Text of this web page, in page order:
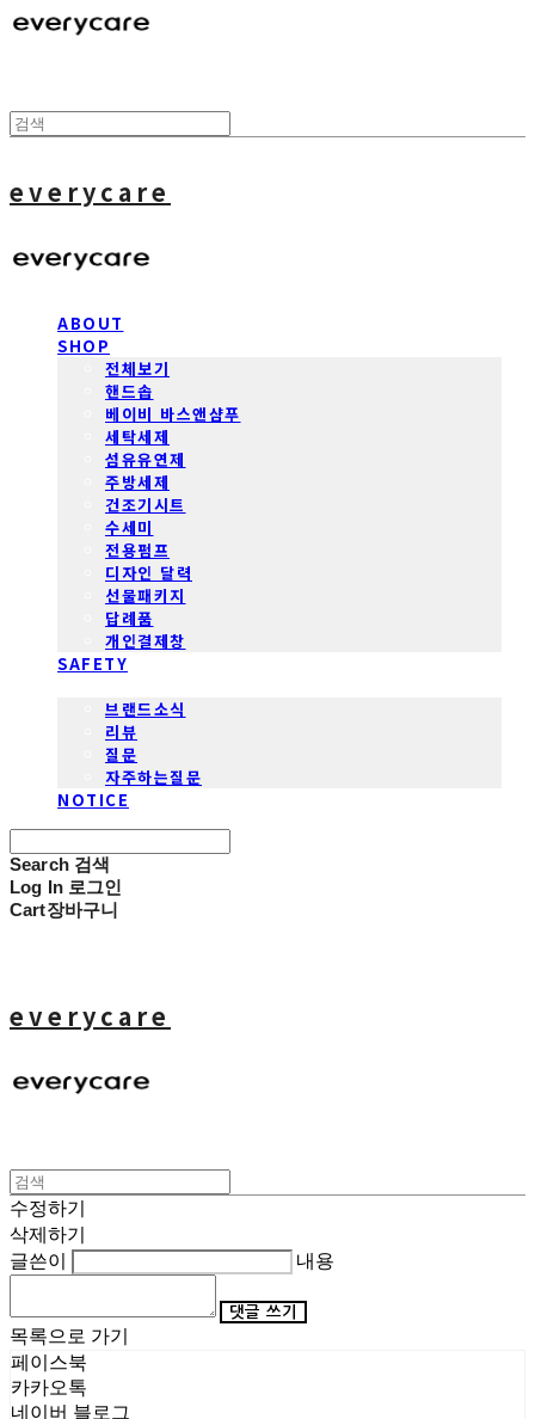
everycare
ABOUT
SHOP
전체보기
핸드솝
베이비 바스앤샴푸
세탁세제
섬유유연제
주방세제
건조기시트
수세미
전용펌프
디자인 달력
선물패키지
답례품
개인결제창
SAFETY
브랜드소식
리뷰
질문
자주하는질문
NOTICE
Search 검색
Log In 로그인
Cart장바구니
everycare
수정하기
삭제하기
글쓴이
내용
댓글 쓰기
목록으로 가기
페이스북
카카오톡
네이버 블로그